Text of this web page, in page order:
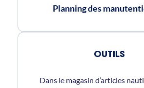
Planning des
OUTILS
Dans le magasin d’articles